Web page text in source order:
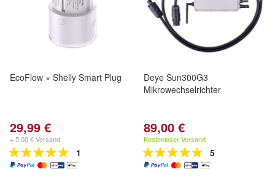
EcoFlow × Shelly Smart Plug
29,99 €
+ 5,00 € Versand
1
Deye Sun300G3
Mikrowechselrichter
89,00 €
Kostenloser Versand
5